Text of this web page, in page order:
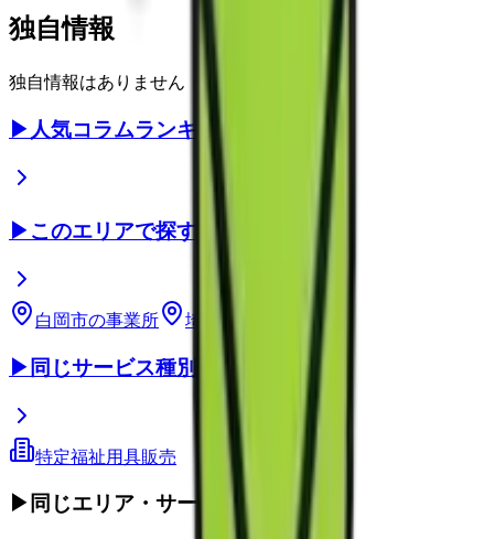
独自情報
独自情報はありません
▶ 人気コラムランキング
▶このエリアで探す
白岡市の事業所 埼玉県
▶ 同じサービス種別
特定福祉用具販売
▶ 同じエリア・サービス種別